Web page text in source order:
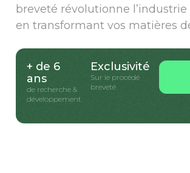
breveté révolutionne
en transformant vos matières
+ de 6
ans
de recherche &
développement
Exclusivité
Sur le procédé
breveté